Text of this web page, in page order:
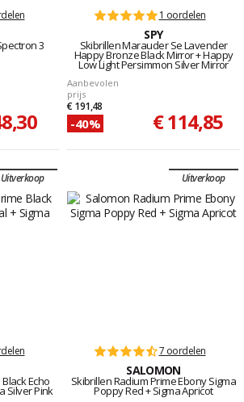
3
1 oordelen
SPY
Skibrillen Marauder Se Lavender
Happy Bronze Black Mirror + Happy
Low Light Persimmon Silver Mirror
Aanbevolen
prijs
€ 191,48
-40% € 114,85
Uitverkoop
Echo
Silver Pink
Uitverkoop
7 oordelen
SALOMON
Skibrillen Radium Prime Ebony Sigma
Poppy Red + Sigma Apricot